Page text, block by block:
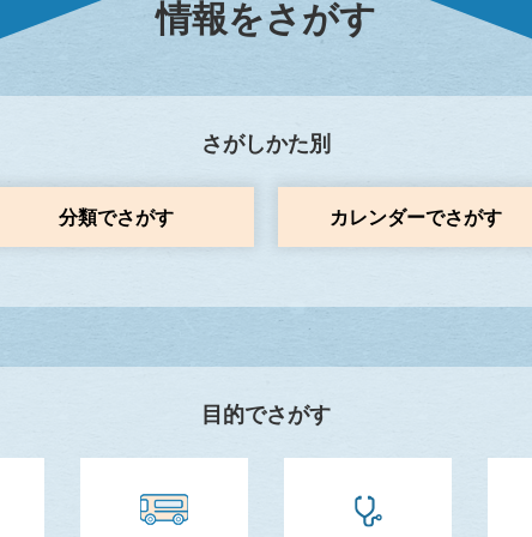
情報をさがす
さがしかた別
分類でさがす カレンダーでさがす
目的でさがす